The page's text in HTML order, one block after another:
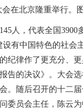
会在北京隆重举行
人，代表全国
有中国特色的社会
律作了更充分、
的决议》。大会
随后召开的十二
员会主任，陈云为